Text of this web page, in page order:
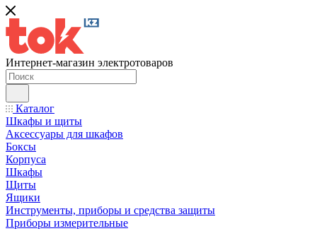
Интернет-магазин электротоваров
Каталог
Шкафы и щиты
Аксессуары для шкафов
Боксы
Корпуса
Шкафы
Щиты
Ящики
Инструменты, приборы и средства защиты
Приборы измерительные